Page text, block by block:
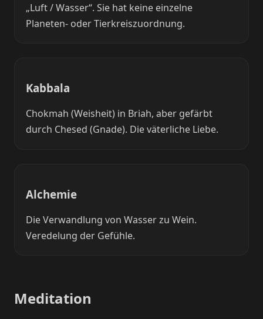
„Luft / Wasser“. Sie hat keine einzelne
Planeten- oder Tierkreiszuordnung.
Kabbala
Chokmah (Weisheit) in Briah, aber gefärbt
durch Chesed (Gnade). Die väterliche Liebe.
Alchemie
Die Verwandlung von Wasser zu Wein.
Veredelung der Gefühle.
Meditation